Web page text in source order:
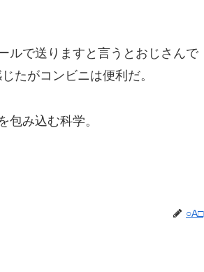
ルで送りますと言うとおじさんで
たがコンビニは便利だ。
包み込む科学。
○A□